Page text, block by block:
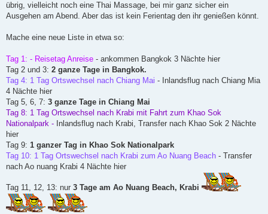
übrig, vielleicht noch eine Thai Massage, bei mir ganz sicher ein
Ausgehen am Abend. Aber das ist kein Ferientag den ihr genießen könnt.
Mache eine neue Liste in etwa so:
Tag 1: - Reisetag Anreise - ankommen Bangkok 3 Nächte hier
Tag 2 und 3: 2 ganze Tage in Bangkok.
Tag 4: 1 Tag Ortswechsel nach Chiang Mai - Inlandsflug nach Chiang Mia
4 Nächte hier
Tag 5, 6, 7: 3 ganze Tage in Chiang Mai
Tag 8: 1 Tag Ortswechsel nach Krabi mit Fahrt zum Khao Sok
Nationalpark - Inlandsflug nach Krabi, Transfer nach Khao Sok 2 Nächte
hier
Tag 9: 1 ganzer Tag in Khao Sok Nationalpark
Tag 10: 1 Tag Ortswechsel nach Krabi zum Ao Nuang Beach - Transfer
nach Ao nuang Krabi 4 Nächte hier
Tag 11, 12, 13: nur 3 Tage am Ao Nuang Beach, Krabi